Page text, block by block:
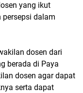
yang ikut
dalam
dosen dari
berada di Paya
dosen agar dapat
serta dapat